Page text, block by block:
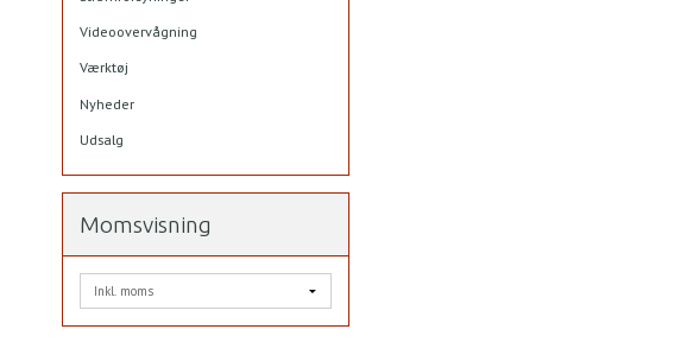
Videoovervågning
Værktøj
Nyheder
Udsalg
Momsvisning